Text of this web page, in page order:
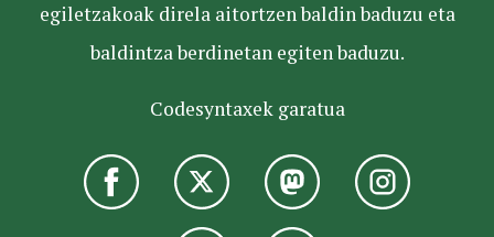
egiletzakoak direla aitortzen baldin baduzu eta
baldintza berdinetan egiten baduzu.
Codesyntaxek garatua